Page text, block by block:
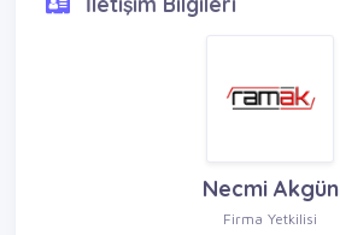
Necmi Akgün
Firma Yetkilisi